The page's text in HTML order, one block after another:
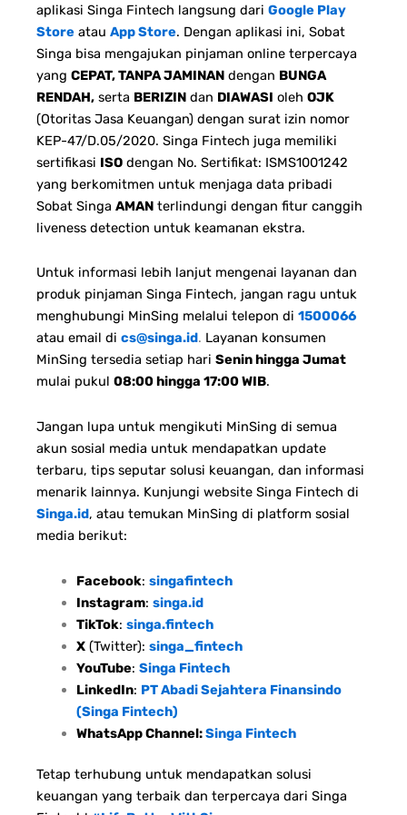
aplikasi Singa Fintech langsung dari Google Play
Store atau App Store. Dengan aplikasi ini, Sobat
Singa bisa mengajukan pinjaman online terpercaya
yang CEPAT, TANPA JAMINAN dengan BUNGA
RENDAH, serta BERIZIN dan DIAWASI oleh OJK
(Otoritas Jasa Keuangan) dengan surat izin nomor
KEP-47/D.05/2020. Singa Fintech juga memiliki
sertifikasi ISO dengan No. Sertifikat: ISMS1001242
yang berkomitmen untuk menjaga data pribadi
Sobat Singa AMAN terlindungi dengan fitur canggih
liveness detection untuk keamanan ekstra.
Untuk informasi lebih lanjut mengenai layanan dan
produk pinjaman Singa Fintech, jangan ragu untuk
menghubungi MinSing melalui telepon di 1500066
atau email di cs@singa.id. Layanan konsumen
MinSing tersedia setiap hari Senin hingga Jumat
mulai pukul 08:00 hingga 17:00 WIB.
Jangan lupa untuk mengikuti MinSing di semua
akun sosial media untuk mendapatkan update
terbaru, tips seputar solusi keuangan, dan informasi
menarik lainnya. Kunjungi website Singa Fintech di
Singa.id, atau temukan MinSing di platform sosial
media berikut:
Facebook: singafintech
Instagram: singa.id
TikTok: singa.fintech
X(Twitter): singa_fintech
YouTube: Singa Fintech
LinkedIn: PT Abadi Sejahtera Finansindo
(Singa Fintech)
WhatsApp Channel:Singa Fintech
Tetap terhubung untuk mendapatkan solusi
keuangan yang terbaik dan terpercaya dari Singa